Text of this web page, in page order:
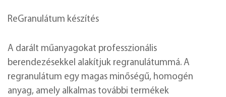
ReGranulátum készítés
A darált műanyagokat professzionális
berendezésekkel alakítjuk regranulátummá. A
regranulátum egy magas minőségű, homogén
anyag, amely alkalmas további termékek